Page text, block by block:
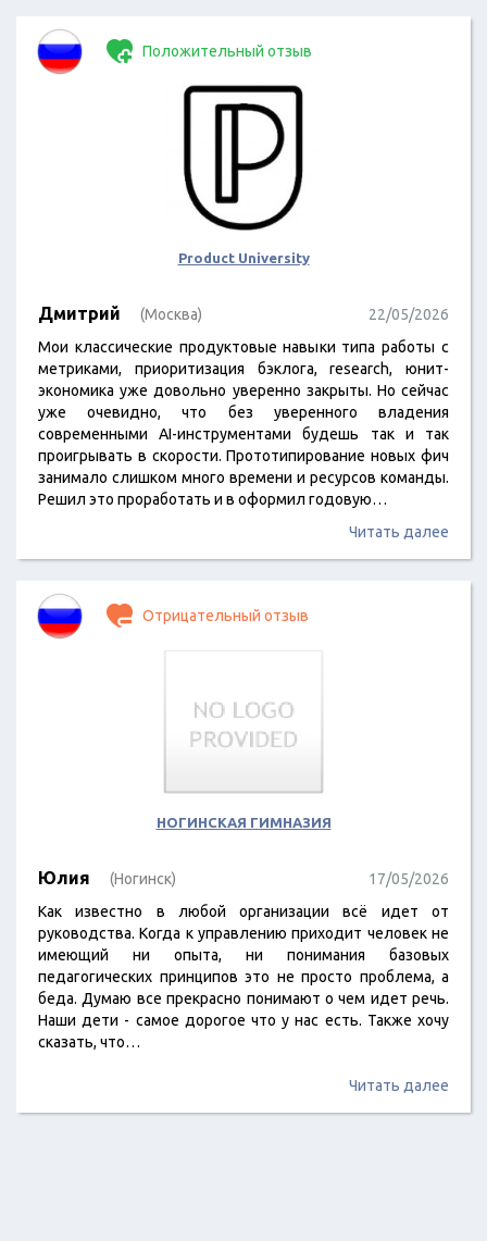
Положительный отзыв
Product University
Дмитрий (Москва)
22/05/2026
Мои классические продуктовые навыки типа работы с
метриками, приоритизация бэклога, research, юнит-
экономика уже довольно уверенно закрыты. Но сейчас
уже очевидно, что без уверенного владения
современными AI-инструментами будешь так и так
проигрывать в скорости. Прототипирование новых фич
занимало слишком много времени и ресурсов команды.
Решил это проработать и в оформил годовую…
Читать далее
Отрицательный отзыв
НОГИНСКАЯ ГИМНАЗИЯ
Юлия (Ногинск)
17/05/2026
Как известно в любой организации всё идет от
руководства. Когда к управлению приходит человек не
имеющий ни опыта, ни понимания базовых
педагогических принципов это не просто проблема, а
беда. Думаю все прекрасно понимают о чем идет речь.
Наши дети - самое дорогое что у нас есть. Также хочу
сказать, что…
Читать далее